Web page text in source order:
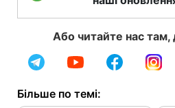
Або читайте нас там,
Більше по темі: